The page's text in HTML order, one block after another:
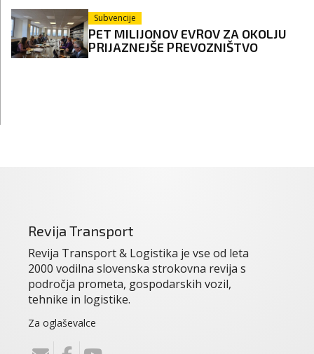
Subvencije
PET MILIJONOV EVROV ZA OKOLJU
PRIJAZNEJŠE PREVOZNIŠTVO
Revija Transport
Revija Transport & Logistika je vse od leta
2000 vodilna slovenska strokovna revija s
področja prometa, gospodarskih vozil,
tehnike in logistike.
Za oglaševalce